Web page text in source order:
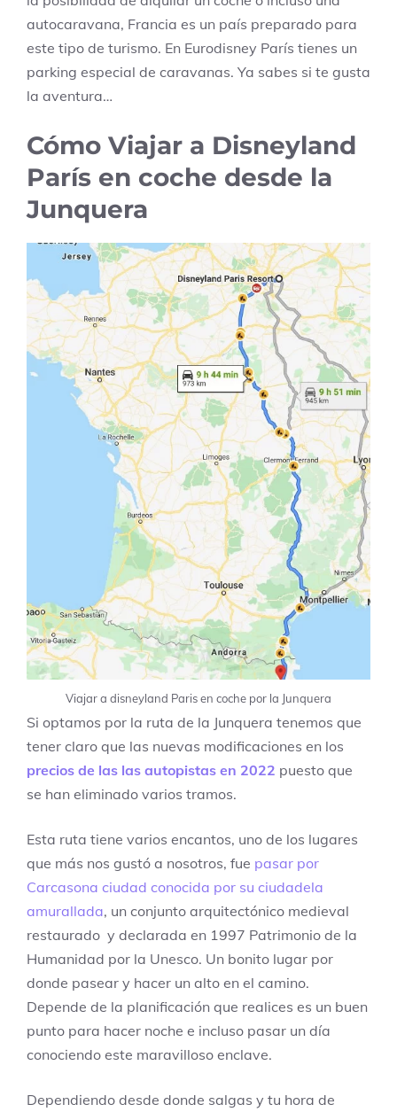
autocaravana, Francia es un país preparado para
este tipo de turismo. En Eurodisney París tienes un
parking especial de caravanas. Ya sabes si te gusta
la aventura…
Cómo Viajar a Disneyland
París en coche desde la
Junquera​
Viajar a disneyland Paris en coche por la Junquera
Si optamos por la ruta de la Junquera tenemos que
tener claro que las nuevas modificaciones en los
precios de las las autopistas en 2022 puesto que
se han eliminado varios tramos.
Esta ruta tiene varios encantos, uno de los lugares
que más nos gustó a nosotros, fue pasar por
Carcasona ciudad conocida por su ciudadela
amurallada, un conjunto arquitectónico medieval
restaurado y declarada en 1997 Patrimonio de la
Humanidad por la Unesco. Un bonito lugar por
donde pasear y hacer un alto en el camino.
Depende de la planificación que realices es un buen
punto para hacer noche e incluso pasar un día
conociendo este maravilloso enclave.
Dependiendo desde donde salgas y tu hora de